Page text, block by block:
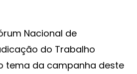
Nacional de
do Trabalho
tema da campanha deste